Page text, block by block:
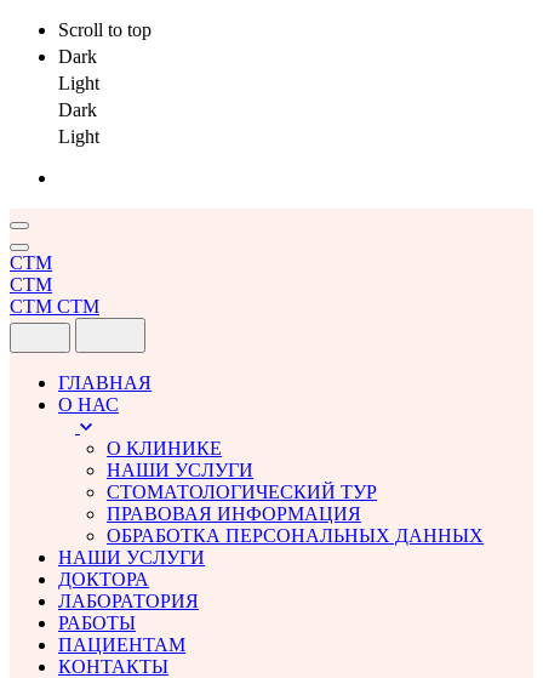
Scroll to top
Dark
Light
Dark
Light
Skip
to
content
СТМ
СТМ
СТМ СТМ
ГЛАВНАЯ
О НАС
О КЛИНИКЕ
НАШИ УСЛУГИ
СТОМАТОЛОГИЧЕСКИЙ ТУР
ПРАВОВАЯ ИНФОРМАЦИЯ
ОБРАБОТКА ПЕРСОНАЛЬНЫХ ДАННЫХ
НАШИ УСЛУГИ
ДОКТОРА
ЛАБОРАТОРИЯ
РАБОТЫ
ПАЦИЕНТАМ
КОНТАКТЫ